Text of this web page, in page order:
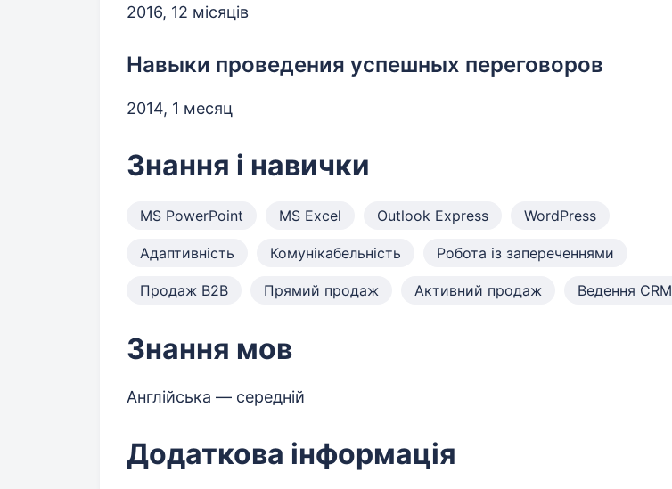
2016, 12 місяців
Навыки проведения успешных переговоров
2014, 1 месяц
Знання і навички
MS PowerPoint MS Excel Outlook Express WordPress
Адаптивність Комунікабельність Робота із запереченнями
Продаж B2B Прямий продаж Активний продаж Ведення CRM
Знання мов
Англійська — середній
Додаткова інформація